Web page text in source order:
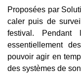
Proposées par
caler puis de
festival.
essentiellement
pouvoir agir en
des systèmes de